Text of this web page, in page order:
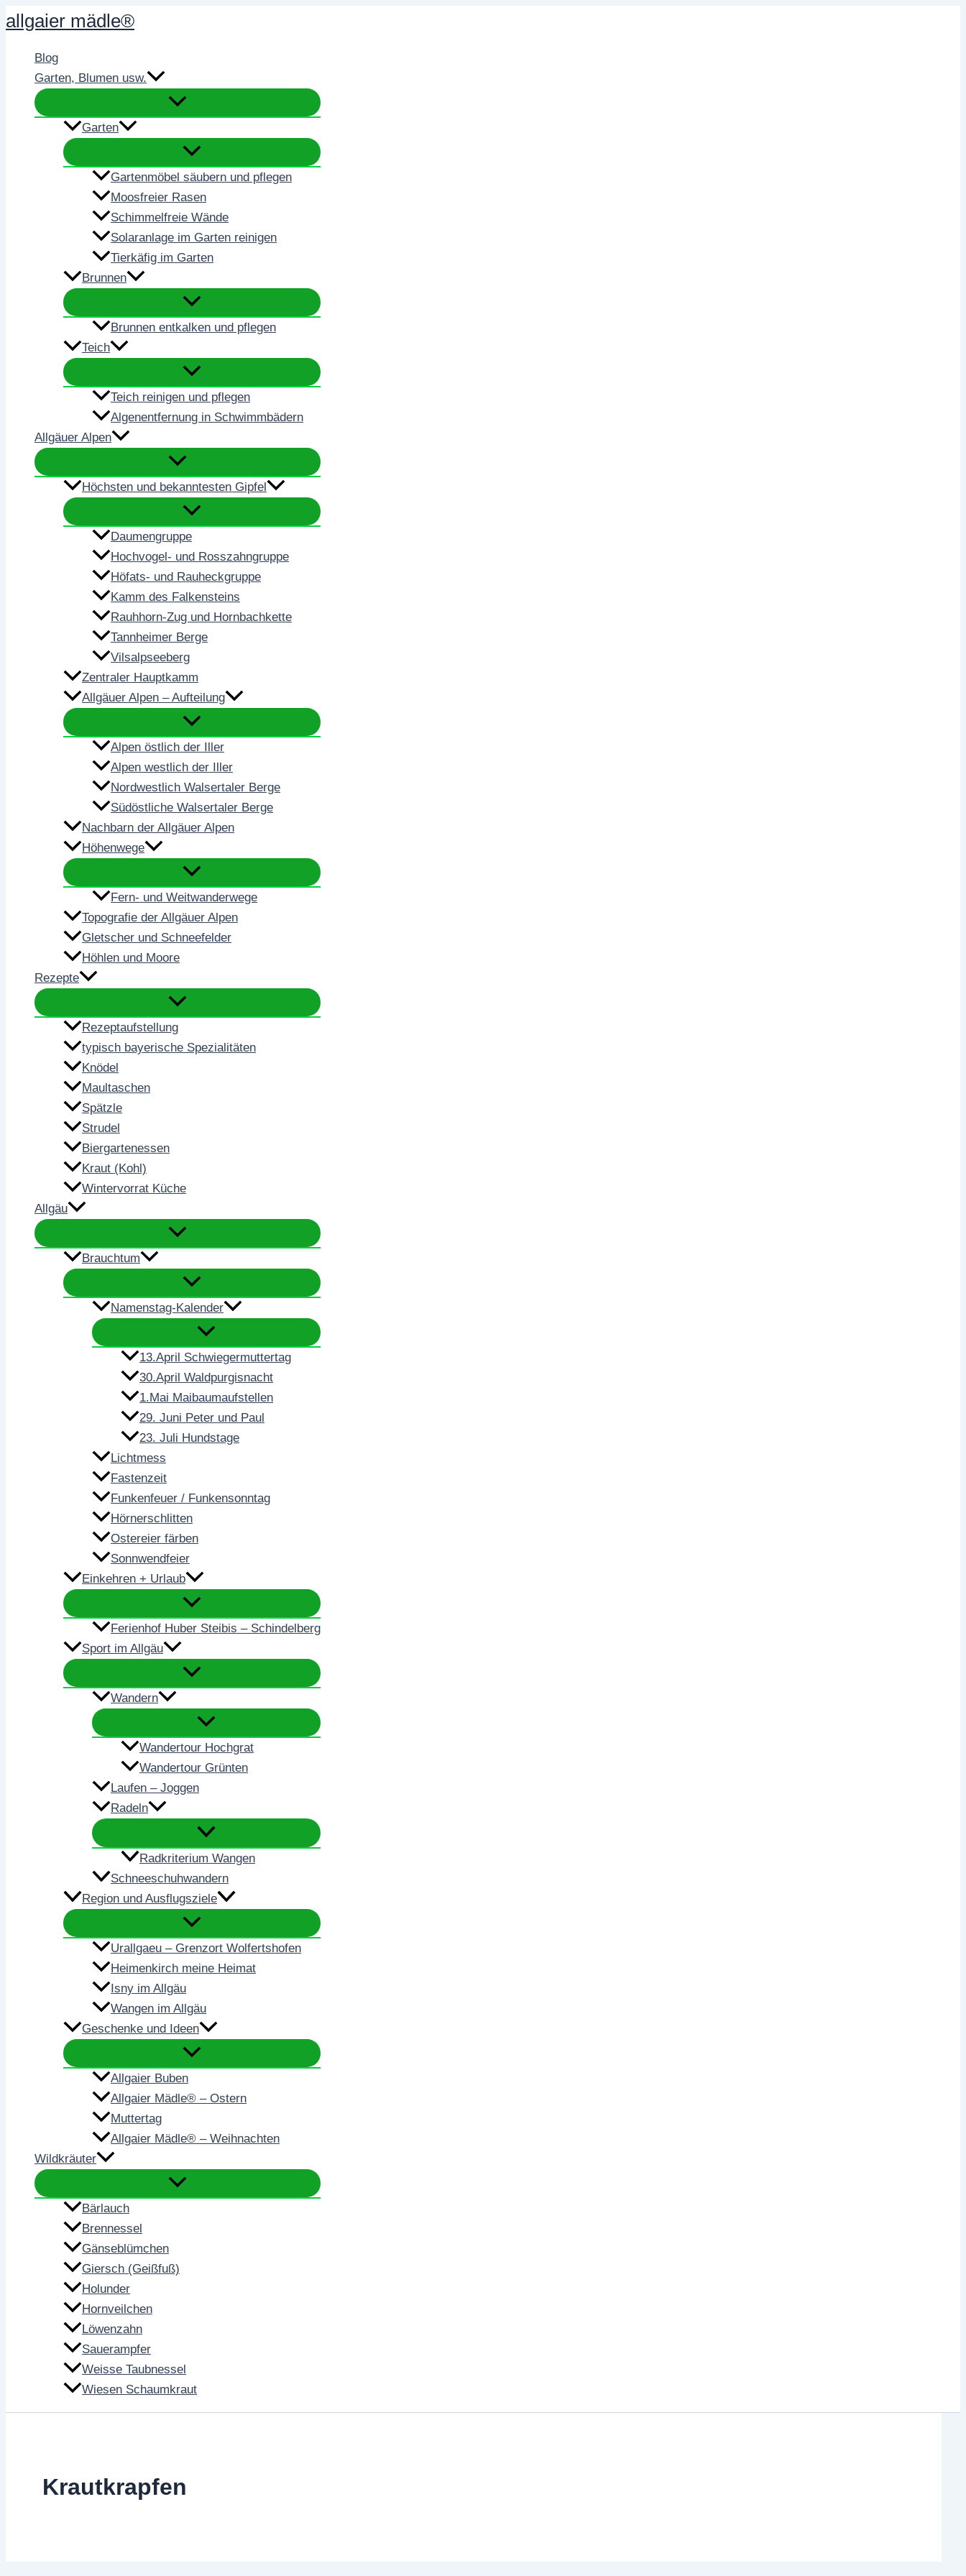
Zum
Inhalt
springen
allgaier mädle®
Blog
Garten, Blumen usw.
Garten
Gartenmöbel säubern und pflegen
Moosfreier Rasen
Schimmelfreie Wände
Solaranlage im Garten reinigen
Tierkäfig im Garten
Brunnen
Brunnen entkalken und pflegen
Teich
Teich reinigen und pflegen
Algenentfernung in Schwimmbädern
Allgäuer Alpen
Höchsten und bekanntesten Gipfel
Daumengruppe
Hochvogel- und Rosszahngruppe
Höfats- und Rauheckgruppe
Kamm des Falkensteins
Rauhhorn-Zug und Hornbachkette
Tannheimer Berge
Vilsalpseeberg
Zentraler Hauptkamm
Allgäuer Alpen – Aufteilung
Alpen östlich der Iller
Alpen westlich der Iller
Nordwestlich Walsertaler Berge
Südöstliche Walsertaler Berge
Nachbarn der Allgäuer Alpen
Höhenwege
Fern- und Weitwanderwege
Topografie der Allgäuer Alpen
Gletscher und Schneefelder
Höhlen und Moore
Rezepte
Rezeptaufstellung
typisch bayerische Spezialitäten
Knödel
Maultaschen
Spätzle
Strudel
Biergartenessen
Kraut (Kohl)
Wintervorrat Küche
Allgäu
Brauchtum
Namenstag-Kalender
13.April Schwiegermuttertag
30.April Waldpurgisnacht
1.Mai Maibaumaufstellen
29. Juni Peter und Paul
23. Juli Hundstage
Lichtmess
Fastenzeit
Funkenfeuer / Funkensonntag
Hörnerschlitten
Ostereier färben
Sonnwendfeier
Einkehren + Urlaub
Ferienhof Huber Steibis – Schindelberg
Sport im Allgäu
Wandern
Wandertour Hochgrat
Wandertour Grünten
Laufen – Joggen
Radeln
Radkriterium Wangen
Schneeschuhwandern
Region und Ausflugsziele
Urallgaeu – Grenzort Wolfertshofen
Heimenkirch meine Heimat
Isny im Allgäu
Wangen im Allgäu
Geschenke und Ideen
Allgaier Buben
Allgaier Mädle® – Ostern
Muttertag
Allgaier Mädle® – Weihnachten
Wildkräuter
Bärlauch
Brennessel
Gänseblümchen
Giersch (Geißfuß)
Holunder
Hornveilchen
Löwenzahn
Sauerampfer
Weisse Taubnessel
Wiesen Schaumkraut
Krautkrapfen